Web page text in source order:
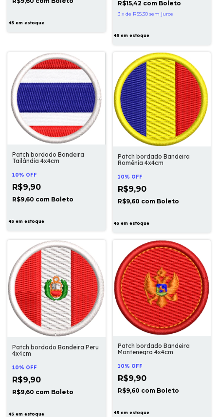
45em estoque
R$15,42 com Boleto
3 x de R$5,30 sem juros
45 em estoque
Patch bordado Bandeira
Tailândia 4x4cm
10% OFF
R$9,90
R$9,60 com Boleto
45em estoque
Patch bordado Bandeira
Romênia 4x4cm
10% OFF
R$9,90
R$9,60 com Boleto
45 em estoque
Patch bordado Bandeira Peru
4x4cm
10% OFF
R$9,90
R$9,60 com Boleto
45em estoque
Patch bordado Bandeira
Montenegro 4x4cm
10% OFF
R$9,90
R$9,60 com Boleto
45 em estoque